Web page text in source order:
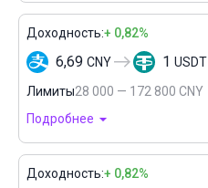
Доходность:+ 0,82%
6,69 CNY 1 USDT
Лимиты28 000 — 172 800 CNY
Подробнее
Доходность:+ 0,82%